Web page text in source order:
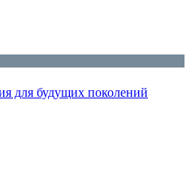
для будущих поколений